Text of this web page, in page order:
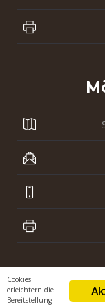
Cookies
erleichtern die
Bereitstellung